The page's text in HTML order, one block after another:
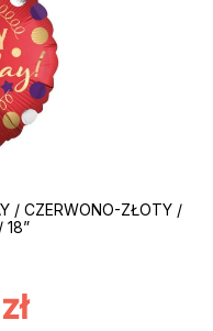
/ CZERWONO-ZŁOTY /
18”
zł